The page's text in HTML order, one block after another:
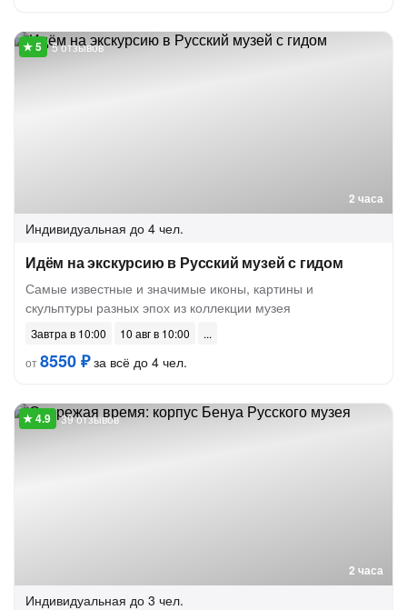
2 часа
5 отзывов
Индивидуальная до 4 чел.
Идём на экскурсию в Русский музей с гидом
Самые известные и значимые иконы, картины и
скульптуры разных эпох из коллекции музея
Завтра в 10:00
10 авг в 10:00
от8550 ₽за всё до 4 чел.
2 часа
39 отзывов
Индивидуальная до 3 чел.